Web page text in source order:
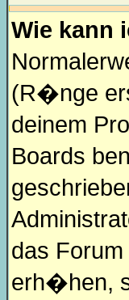
Wie kann
(R�nge
deinem
Boards
das
erh�hen,